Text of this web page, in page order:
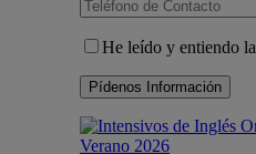
He leído y entiendo la